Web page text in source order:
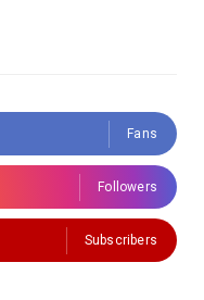
Fans
Followers
Subscribers